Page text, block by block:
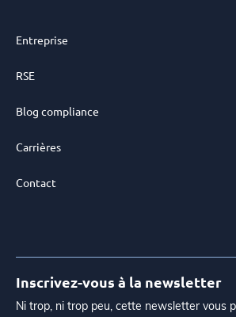
Entreprise
RSE
Blog compliance
Carrières
Contact
Inscrivez-vous à la newsletter
Ni trop, ni trop peu, cette newsletter vous